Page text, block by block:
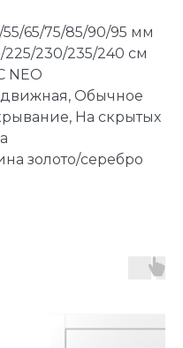
65/75/85/90/95 мм
225/230/235/240 см
NEO
Обычное
На скрытых
золото/серебро